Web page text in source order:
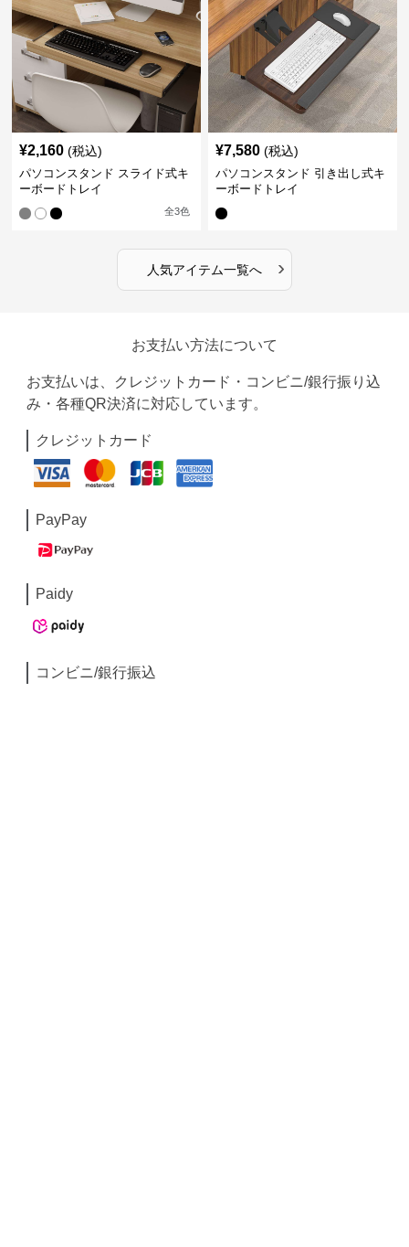
¥2,160 (税込)
パソコンスタンド スライド式キ
ーボードトレイ
全3色
¥7,580 (税込)
パソコンスタンド 引き出し式キ
ーボードトレイ
人気アイテム一覧へ ›
お支払い方法について
お支払いは、クレジットカード・コンビニ/銀行振り込
み・各種QR決済に対応しています。
クレジットカード
PayPay
Paidy
コンビニ/銀行振込